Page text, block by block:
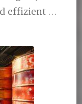
effizient …